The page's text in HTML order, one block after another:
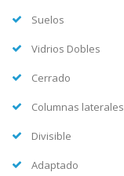
Suelos
Vidrios Dobles
Cerrado
Columnas laterales
Divisible
Adaptado